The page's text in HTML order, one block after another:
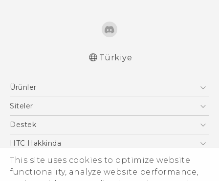
This site uses cookies to optimize website
functionality, analyze website performance,
Türkiye
Ürünler
Akıllı Telefonlar
VIVE
Siteler
HTC Dev
Destek
Destek Merkezi
HTC Hakkinda
ESG
Yatırımcı (İNGİLİZCE)